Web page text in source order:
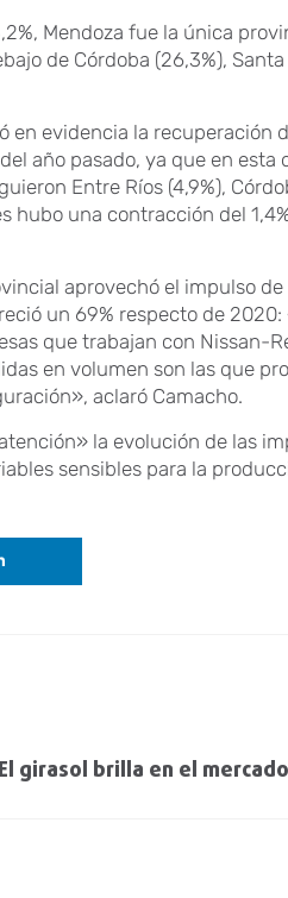
Mendoza fue la única
de Córdoba (26,3%), Santa
en evidencia la recuperación
año pasado, ya que en
Entre Ríos (4,9%),
una contracción del
aprovechó el impulso
un 69% respecto de
que trabajan con Nissan-
en volumen son las que
aclaró Camacho.
la evolución de las
sensibles para la